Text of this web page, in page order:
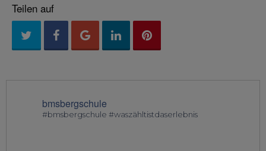
Teilen auf
bmsbergschule
#bmsbergschule #waszähltistdaserlebnis